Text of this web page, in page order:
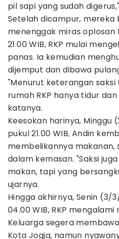
pil sapi yang sudah
Setelah dicampur,
menenggak miras
21.00 WIB, RKP mulai
panas. Ia kemudian
dijemput dan dibawa
"Menurut keterangan saksi
rumah RKP hanya tidur
katanya.
Keesokan harinya, Minggu
pukul 21.00 WIB, Andin
membelikannya makanan,
dalam kemasan. "Saksi
makan, tapi yang
ujarnya.
Hingga akhirnya, Senin (3/
04.00 WIB, RKP
Keluarga segera
Kota Jogja, namun